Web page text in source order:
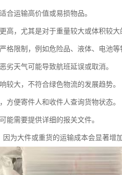
合运输高价值或易损物品。
高，尤其是对于重量较大或体积较大
限制，例如危险品、液体、电池等
劣天气可能导致航班延误或取消。
较大，不符合绿色物流的发展趋势。
方便寄件人和收件人查询货物状态。
能需要提供详细的报关文件。
为大件或重货的运输成本会显著增加